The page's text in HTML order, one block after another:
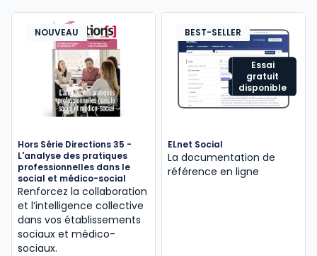
NOUVEAU
Hors Série Directions 35 -
L'analyse des pratiques
professionnelles dans le
social et médico-social
Renforcez la collaboration
et l’intelligence collective
dans vos établissements
sociaux et médico-
sociaux.
Essai
gratuit
disponible
BEST-SELLER
ELnet Social
La documentation de
référence en ligne